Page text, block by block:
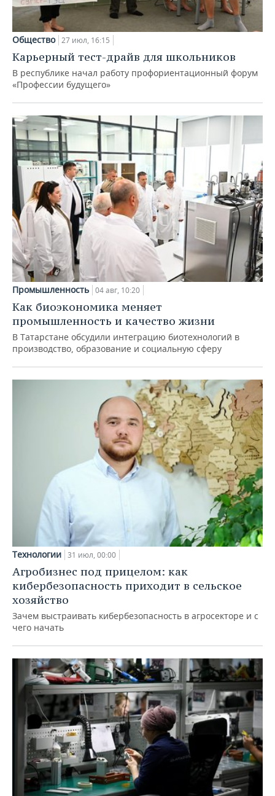
Общество 27 июл, 16:15
Карьерный тест-драйв для школьников
В республике начал работу профориентационный форум
«Профессии будущего»
Промышленность 04 авг, 10:20
Как биоэкономика меняет
промышленность и качество жизни
В Татарстане обсудили интеграцию биотехнологий в
производство, образование и социальную сферу
Технологии 31 июл, 00:00
Агробизнес под прицелом: как
кибербезопасность приходит в сельское
хозяйство
Зачем выстраивать кибербезопасность в агросекторе и с
чего начать